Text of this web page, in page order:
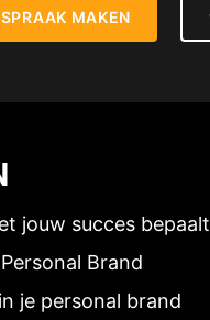
MAKEN
jouw succes bepaalt
Brand
je personal brand